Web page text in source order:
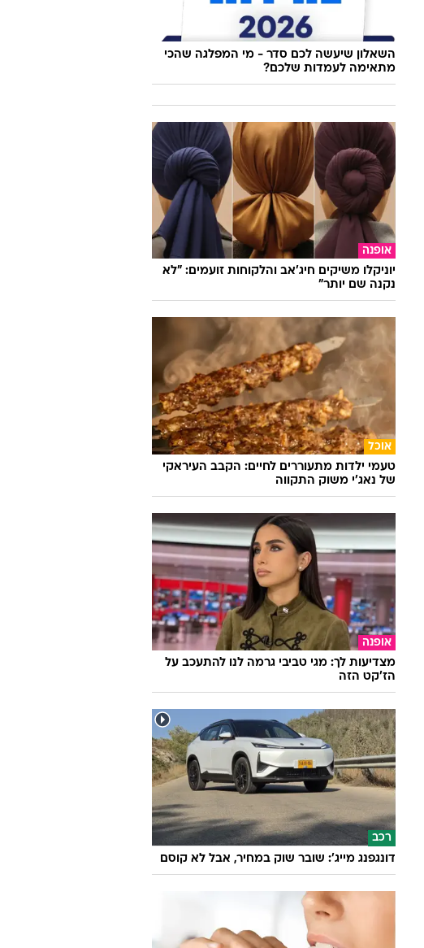
השאלון שיעשה לכם סדר - מי המפלגה שהכי
מתאימה לעמדות שלכם?
אופנה
יוניקלו משיקים חיג'אב והלקוחות זועמים: "לא
נקנה שם יותר"
אוכל
טעמי ילדות מתעוררים לחיים: הקבב העיראקי
של נאג׳י משוק התקווה
אופנה
מצדיעות לך: מגי טביבי גרמה לנו להתעכב על
הז'קט הזה
רכב
דונגפנג מייג': שובר שוק במחיר, אבל לא קוסם